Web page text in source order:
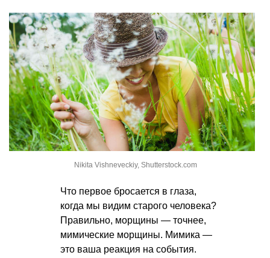
Nikita Vishneveckiy, Shutterstock.com
Что первое бросается в глаза,
когда мы видим старого человека?
Правильно, морщины — точнее,
мимические морщины. Мимика —
это ваша реакция на события.